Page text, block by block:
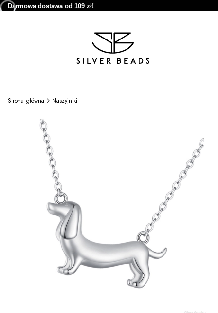
Darmowa dostawa od 109 zł!
Strona główna Naszyjniki